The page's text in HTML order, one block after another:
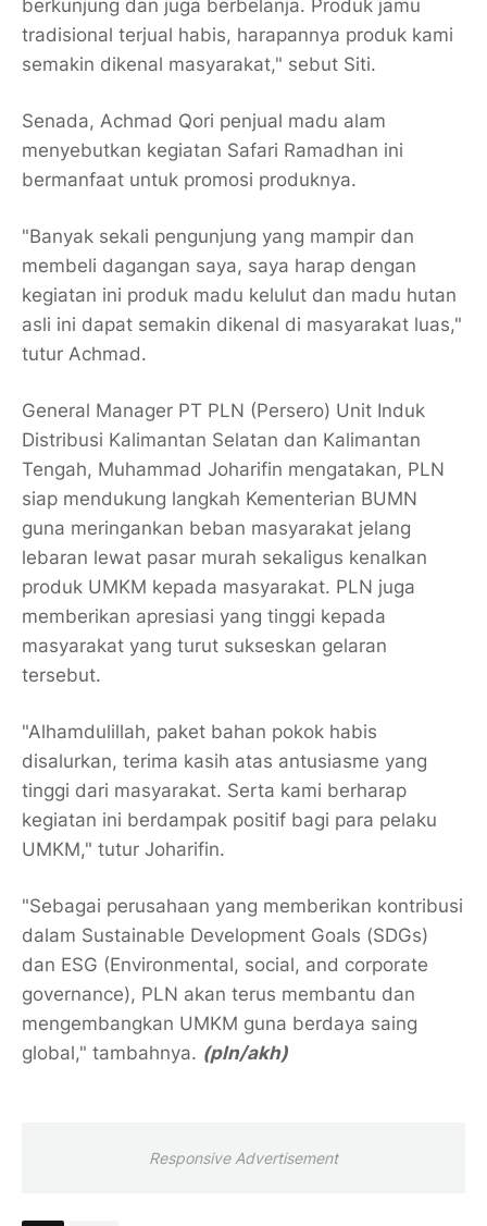
berkunjung dan juga berbelanja. Produk jamu
tradisional terjual habis, harapannya produk kami
semakin dikenal masyarakat," sebut Siti.
Senada, Achmad Qori penjual madu alam
menyebutkan kegiatan Safari Ramadhan ini
bermanfaat untuk promosi produknya.
"Banyak sekali pengunjung yang mampir dan
membeli dagangan saya, saya harap dengan
kegiatan ini produk madu kelulut dan madu hutan
asli ini dapat semakin dikenal di masyarakat luas,"
tutur Achmad.
General Manager PT PLN (Persero) Unit Induk
Distribusi Kalimantan Selatan dan Kalimantan
Tengah, Muhammad Joharifin mengatakan, PLN
siap mendukung langkah Kementerian BUMN
guna meringankan beban masyarakat jelang
lebaran lewat pasar murah sekaligus kenalkan
produk UMKM kepada masyarakat. PLN juga
memberikan apresiasi yang tinggi kepada
masyarakat yang turut sukseskan gelaran
tersebut.
"Alhamdulillah, paket bahan pokok habis
disalurkan, terima kasih atas antusiasme yang
tinggi dari masyarakat. Serta kami berharap
kegiatan ini berdampak positif bagi para pelaku
UMKM," tutur Joharifin.
"Sebagai perusahaan yang memberikan kontribusi
dalam Sustainable Development Goals (SDGs)
dan ESG (Environmental, social, and corporate
governance), PLN akan terus membantu dan
mengembangkan UMKM guna berdaya saing
global," tambahnya. (pln/akh)
Responsive Advertisement